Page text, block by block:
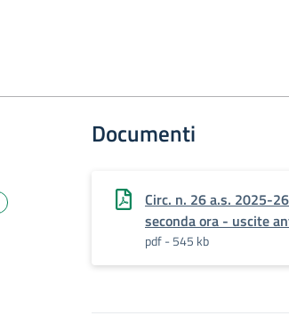
Documenti
Circ. n. 26 a.s. 2025-
seconda ora - uscite
pdf - 545 kb